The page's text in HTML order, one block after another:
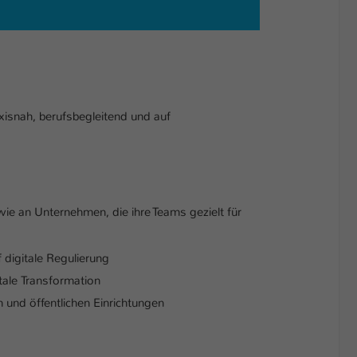
berufsbegleitend und auf
an Unternehmen, die ihre Teams gezielt für
Regulierung
Transformation
öffentlichen Einrichtungen